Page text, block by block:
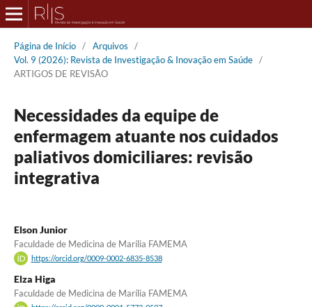
Página de Início / Arquivos
/
Vol. 9 (2026): Revista de Investigação & Inovação em Saúde /
ARTIGOS DE REVISÃO
Necessidades da equipe de
enfermagem atuante nos cuidados
paliativos domiciliares: revisão
integrativa
Elson Junior
Faculdade de Medicina de Marília FAMEMA
https://orcid.org/0009-0002-6835-8538
Elza Higa
Faculdade de Medicina de Marília FAMEMA